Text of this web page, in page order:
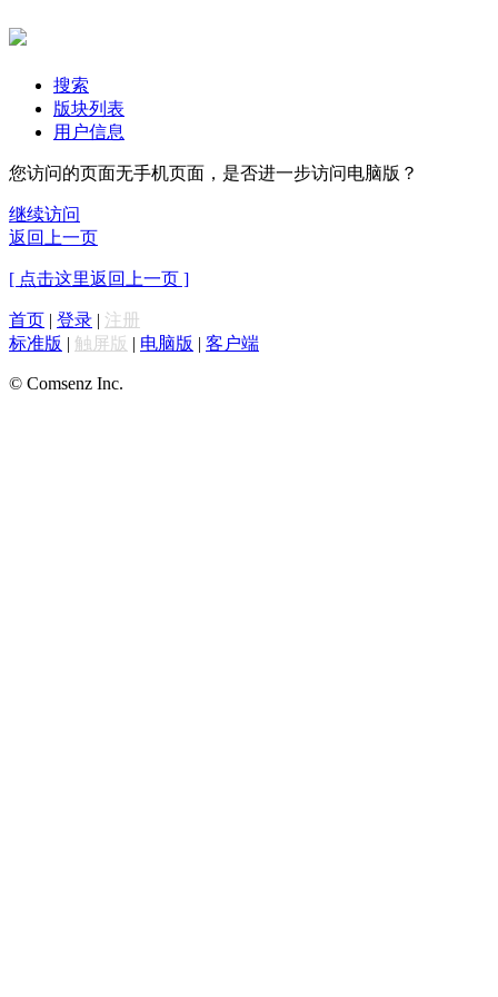
搜索
版块列表
用户信息
您访问的页面无手机页面，是否进一步访问电脑版？
继续访问
返回上一页
[ 点击这里返回上一页 ]
首页 | 登录 | 注册
标准版 | 触屏版 | 电脑版 | 客户端
© Comsenz Inc.